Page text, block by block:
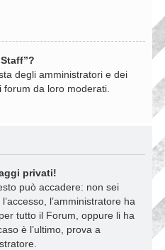
degli amministratori e dei
da loro moderati.
privati!
può accadere: non sei
l’amministratore ha
tutto il Forum, oppure li ha
è l’ultimo, prova a